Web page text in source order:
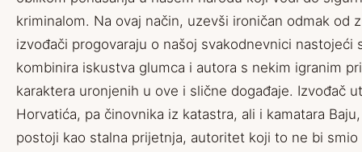
kriminalom. Na ovaj način, uzevši ironičan odmak od
izvođači progovaraju o našoj svakodnevnici nastojeći
kombinira iskustva glumca i autora s nekim igranim
karaktera uronjenih u ove i slične događaje. Izvođač
Horvatića, pa činovnika iz katastra, ali i kamatara
postoji kao stalna prijetnja, autoritet koji to ne bi